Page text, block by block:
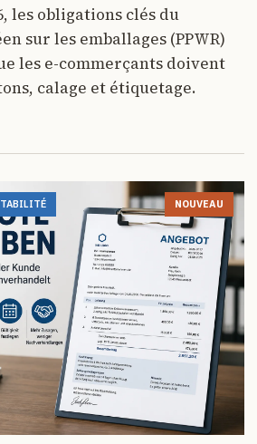
les obligations clés du
sur les emballages (PPWR)
les e-commerçants doivent
calage et étiquetage.
NOUVEAU